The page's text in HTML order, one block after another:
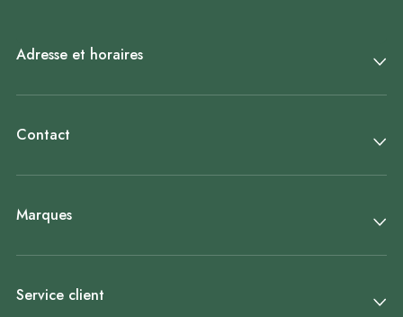
Adresse et horaires
Contact
Marques
Service client